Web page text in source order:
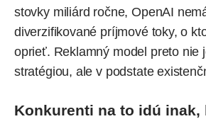
stovky miliárd ročne, OpenAI
diverzifikované príjmové toky, o
oprieť. Reklamný model preto nie
stratégiou, ale v podstate
Konkurenti na to idú inak,